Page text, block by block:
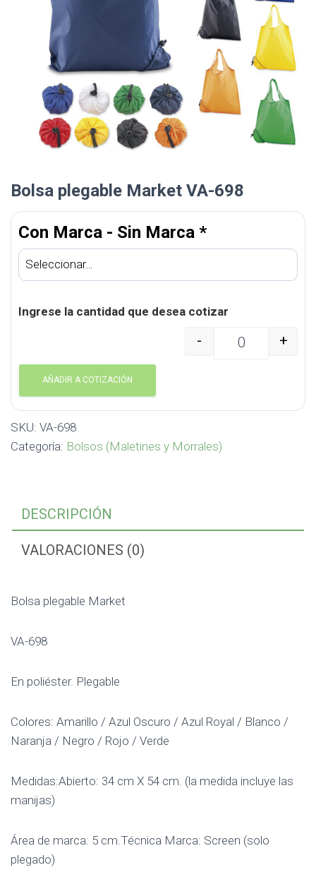
Bolsa plegable Market VA-698
Con Marca - Sin Marca *
Ingrese la cantidad que desea cotizar
Bolsa plegable Market
- +
AÑADIR A COTIZACIÓN
SKU: VA-698
Categoría: Bolsos (Maletines y Morrales)
DESCRIPCIÓN
VALORACIONES (0)
Bolsa plegable Market
VA-698
En poliéster. Plegable
Colores: Amarillo / Azul Oscuro / Azul Royal / Blanco /
Naranja / Negro / Rojo / Verde
Medidas:Abierto: 34 cm X 54 cm. (la medida incluye las
manijas)
Área de marca: 5 cm.Técnica Marca: Screen (solo
plegado)